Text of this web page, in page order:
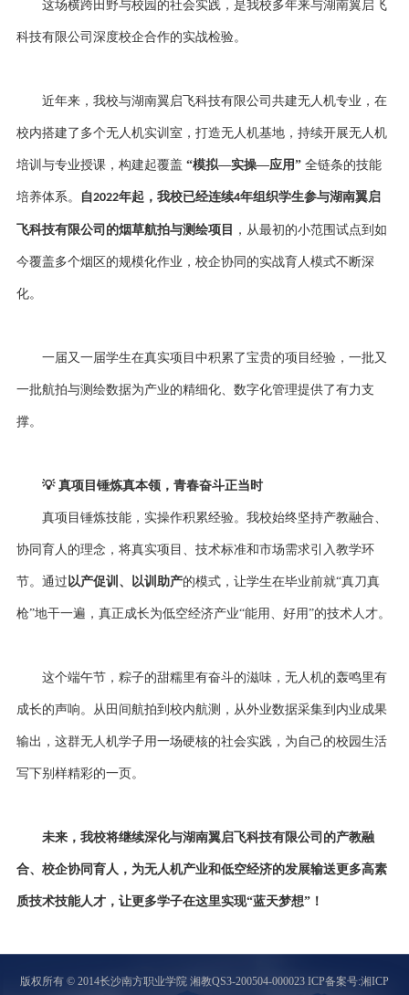
这场横跨田野与校园的社会实践，是我校多年来与湖南翼启飞
科技有限公司深度校企合作的实战检验。
近年来，我校与湖南翼启飞科技有限公司共建无人机专业，在
校内搭建了多个无人机实训室，打造无人机基地，持续开展无人机
培训与专业授课，构建起覆盖 “模拟—实操—应用” 全链条的技能
培养体系。 自2022年起，我校已经连续4年组织学生参与湖南翼启
飞科技有限公司的烟草航拍与测绘项目 ，从最初的小范围试点到如
今覆盖多个烟区的规模化作业，校企协同的实战育人模式不断深
化。
一届又一届学生在真实项目中积累了宝贵的项目经验，一批又
一批航拍与测绘数据为产业的精细化、数字化管理提供了有力支
撑。
💡 真项目锤炼真本领，青春奋斗正当时
真项目锤炼技能，实操作积累经验。我校始终坚持产教融合、
协同育人的理念，将真实项目、技术标准和市场需求引入教学环
节。通过 以产促训、以训助产的模式，让学生在毕业前就“真刀真
枪”地干一遍，真正成长为低空经济产业“能用、好用”的技术人才。
这个端午节，粽子的甜糯里有奋斗的滋味，无人机的轰鸣里有
成长的声响。从田间航拍到校内航测，从外业数据采集到内业成果
输出，这群无人机学子用一场硬核的社会实践，为自己的校园生活
写下别样精彩的一页。
未来，我校将继续深化与湖南翼启飞科技有限公司的产教融
合、校企协同育人，为无人机产业和低空经济的发展输送更多高素
质技术技能人才，让更多学子在这里实现“蓝天梦想”！
版权所有 © 2014长沙南方职业学院 湘教QS3-200504-000023 ICP备案号:湘ICP